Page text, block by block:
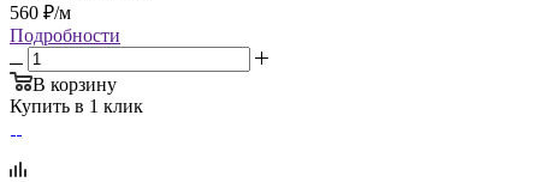
560 ₽/м
Подробности
В корзину
Купить в 1 клик